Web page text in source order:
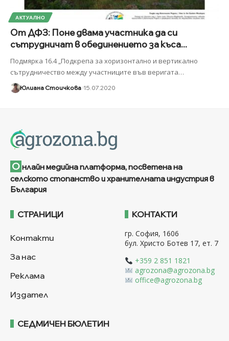
АКТУАЛНО
От ДФЗ: Поне двама участника да си
сътрудничат в обединението за къса...
Подмярка 16.4 „Подкрепа за хоризонтално и вертикално
сътрудничество между участниците във веригата…
Юлиана Стоичкова 15.07.2020
О нлайн медийна платформа, посветена на
селското стопанство и хранителната индустрия в
България
СТРАНИЦИ
Контакти
За нас
Реклама
Издател
КОНТАКТИ
гр. София, 1606
бул. Христо Ботев 17, ет. 7
+359 2 851 1821
agrozona@agrozona.bg
office@agrozona.bg
СЕДМИЧЕН БЮЛЕТИН